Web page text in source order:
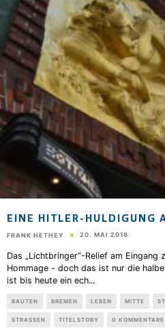
EINE HITLER-HULDIGUNG
FRANK HETHEY 20. MAI 2018
Das „Lichtbringer“-Relief am
Hommage - doch das ist nur die
ist bis heute ein ech...
BAUTEN BREMEN LEBEN MITTE
STRASSEN TITELSTORY 0 KOMMENTARE